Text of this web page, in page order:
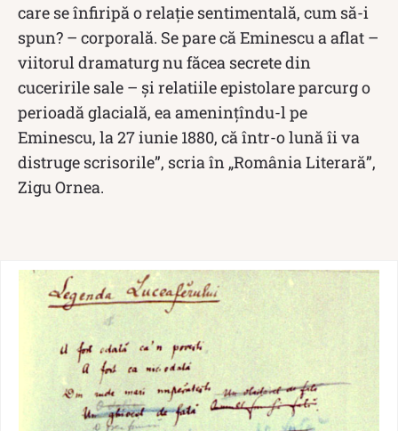
care se înfiripă o relaţie sentimentală, cum să-i
spun? – corporală. Se pare că Eminescu a aflat –
viitorul dramaturg nu făcea secrete din
cuceririle sale – şi relatiile epistolare parcurg o
perioadă glacială, ea ameninţîndu-l pe
Eminescu, la 27 iunie 1880, că într-o lună îi va
distruge scrisorile”, scria în „România Literară”,
Zigu Ornea.